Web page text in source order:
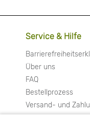
Service & Hilfe
Über uns
FAQ
Bestellprozess
Versand- und